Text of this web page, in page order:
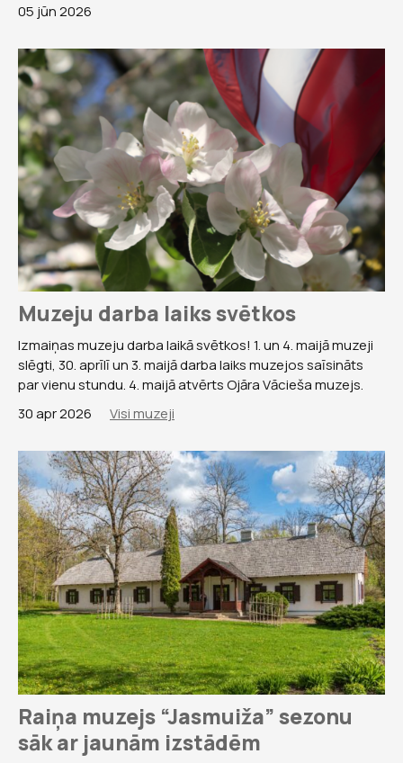
05 jūn 2026
Muzeju darba laiks svētkos
Izmaiņas muzeju darba laikā svētkos! 1. un 4. maijā muzeji
slēgti, 30. aprīlī un 3. maijā darba laiks muzejos saīsināts
par vienu stundu. 4. maijā atvērts Ojāra Vācieša muzejs.
30 apr 2026
Visi muzeji
Raiņa muzejs “Jasmuiža” sezonu
sāk ar jaunām izstādēm